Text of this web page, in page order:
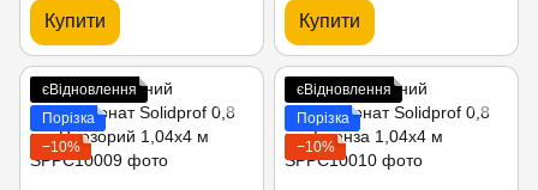
Купити Купити
єВідновлення
Порізка
−10%
єВідновлення
Порізка
−10%